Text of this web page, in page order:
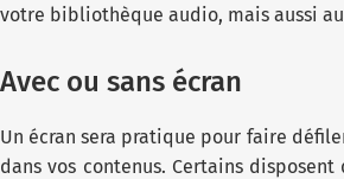
votre bibliothèque audio, mais aussi
Avec ou sans écran
Un écran sera pratique pour faire
dans vos contenus. Certains disposent